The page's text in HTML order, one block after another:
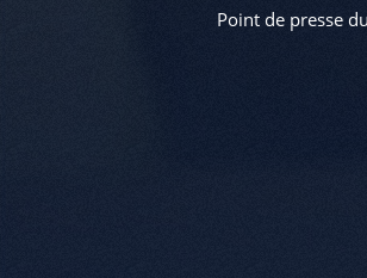
Point de presse